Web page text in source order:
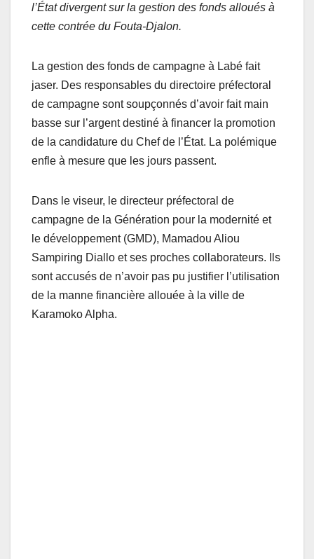
l’État divergent sur la gestion des fonds alloués à
cette contrée du Fouta-Djalon.
La gestion des fonds de campagne à Labé fait
jaser. Des responsables du directoire préfectoral
de campagne sont soupçonnés d’avoir fait main
basse sur l’argent destiné à financer la promotion
de la candidature du Chef de l’État. La polémique
enfle à mesure que les jours passent.
Dans le viseur, le directeur préfectoral de
campagne de la Génération pour la modernité et
le développement (GMD), Mamadou Aliou
Sampiring Diallo et ses proches collaborateurs. Ils
sont accusés de n’avoir pas pu justifier l’utilisation
de la manne financière allouée à la ville de
Karamoko Alpha.